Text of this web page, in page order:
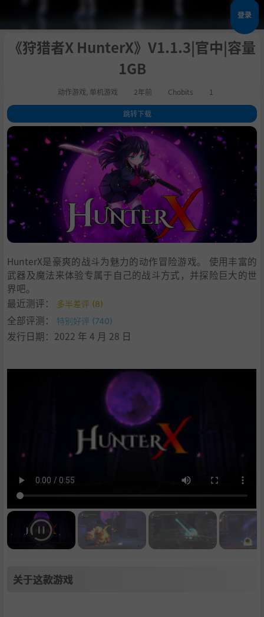
登录
《狩猎者X HunterX》V1.1.3|官中|容量
1GB
动作游戏 单机游戏 2年前 Chobits 1
跳转下载
1.关于这款游戏
系统需求
3
4.
HunterX是豪爽的战斗为魅力的动作冒险游戏。 使用丰富的
武器及魔法来体验专属于自己的战斗方式，并探险巨大的世
界吧。
最近测评：
多半差评 (8)
全部评测： 特别好评 (740)
发行日期：2022 年 4 月 28 日
关于这款游戏